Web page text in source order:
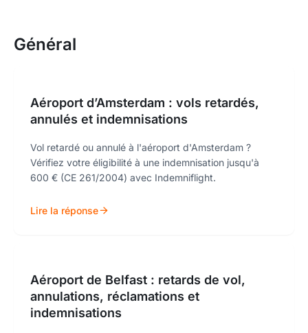
Général
Aéroport d’Amsterdam : vols retardés,
annulés et indemnisations
Vol retardé ou annulé à l'aéroport d'Amsterdam ?
Vérifiez votre éligibilité à une indemnisation jusqu'à
600 € (CE 261/2004) avec Indemniflight.
Lire la réponse
Aéroport de Belfast : retards de vol,
annulations, réclamations et
indemnisations